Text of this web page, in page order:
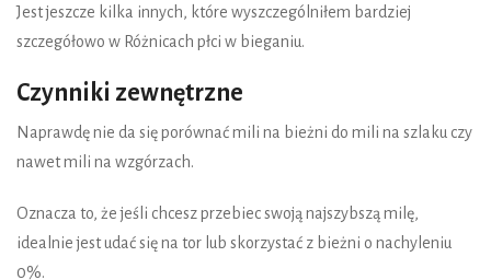
Jest jeszcze kilka innych, które wyszczególniłem bardziej
szczegółowo w Różnicach płci w bieganiu.
Czynniki zewnętrzne
Naprawdę nie da się porównać mili na bieżni do mili na szlaku czy
nawet mili na wzgórzach.
Oznacza to, że jeśli chcesz przebiec swoją najszybszą milę,
idealnie jest udać się na tor lub skorzystać z bieżni o nachyleniu
0%.